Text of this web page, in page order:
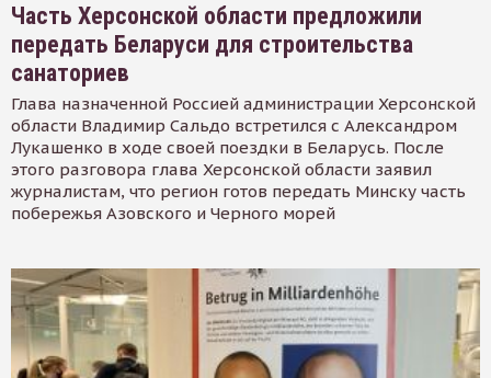
Часть Херсонской области предложили
передать Беларуси для строительства
санаториев
Глава назначенной Россией администрации Херсонской
области Владимир Сальдо встретился с Александром
Лукашенко в ходе своей поездки в Беларусь. После
этого разговора глава Херсонской области заявил
журналистам, что регион готов передать Минску часть
побережья Азовского и Черного морей